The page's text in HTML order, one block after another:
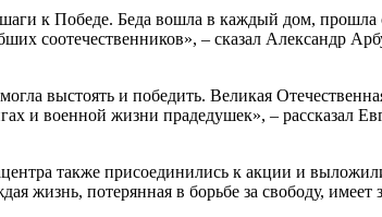
к Победе. Беда вошла в каждый дом,
соотечественников», – сказал Александр
выстоять и победить. Великая
и военной жизни прадедушек», – рассказал
также присоединились к акции и
жизнь, потерянная в борьбе за свободу, имеет